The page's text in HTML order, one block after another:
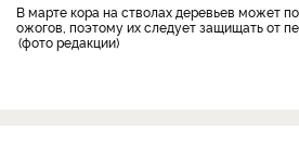
В марте кора на стволах деревьев может повредиться от солнечных
ожогов, поэтому их следует защищать от
фото редакции